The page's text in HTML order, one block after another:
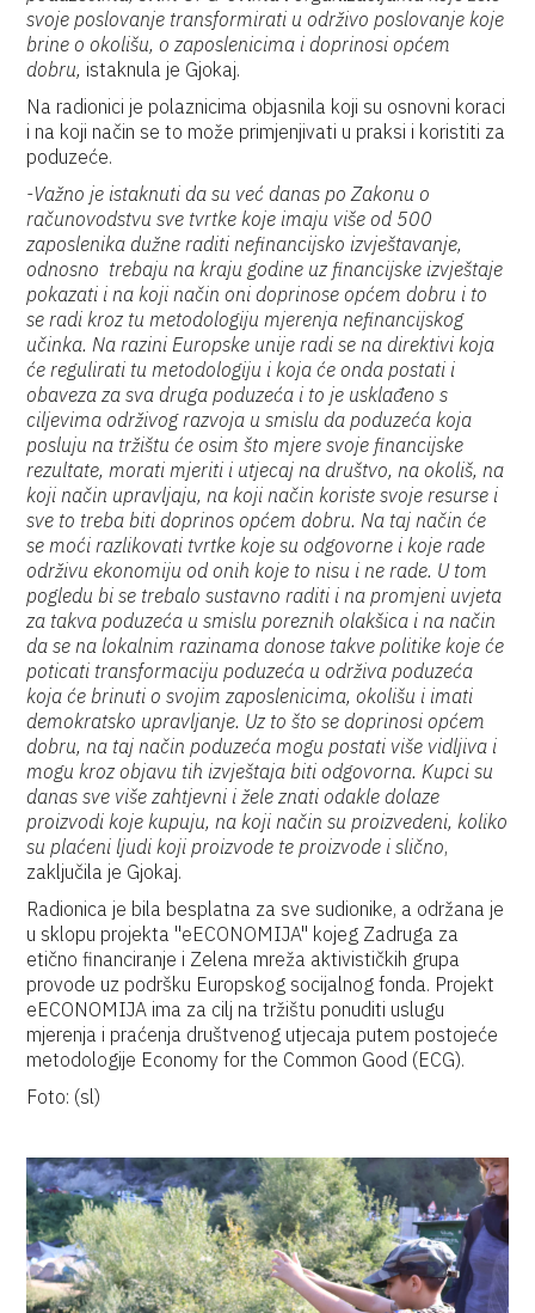
svoje poslovanje transformirati u održivo poslovanje koje
brine o okolišu, o zaposlenicima i doprinosi općem
dobru, istaknula je Gjokaj.
Na radionici je polaznicima objasnila koji su osnovni koraci
i na koji način se to može primjenjivati u praksi i koristiti za
poduzeće.
-Važno je istaknuti da su već danas po Zakonu o
računovodstvu sve tvrtke koje imaju više od 500
zaposlenika dužne raditi nefinancijsko izvještavanje,
odnosno trebaju na kraju godine uz financijske izvještaje
pokazati i na koji način oni doprinose općem dobru i to
se radi kroz tu metodologiju mjerenja nefinancijskog
učinka. Na razini Europske unije radi se na direktivi koja
će regulirati tu metodologiju i koja će onda postati i
obaveza za sva druga poduzeća i to je usklađeno s
ciljevima održivog razvoja u smislu da poduzeća koja
posluju na tržištu će osim što mjere svoje financijske
rezultate, morati mjeriti i utjecaj na društvo, na okoliš, na
koji način upravljaju, na koji način koriste svoje resurse i
sve to treba biti doprinos općem dobru. Na taj način će
se moći razlikovati tvrtke koje su odgovorne i koje rade
održivu ekonomiju od onih koje to nisu i ne rade. U tom
pogledu bi se trebalo sustavno raditi i na promjeni uvjeta
za takva poduzeća u smislu poreznih olakšica i na način
da se na lokalnim razinama donose takve politike koje će
poticati transformaciju poduzeća u održiva poduzeća
koja će brinuti o svojim zaposlenicima, okolišu i imati
demokratsko upravljanje. Uz to što se doprinosi općem
dobru, na taj način poduzeća mogu postati više vidljiva i
mogu kroz objavu tih izvještaja biti odgovorna. Kupci su
danas sve više zahtjevni i žele znati odakle dolaze
proizvodi koje kupuju, na koji način su proizvedeni, koliko
su plaćeni ljudi koji proizvode te proizvode i slično,
zaključila je Gjokaj.
Radionica je bila besplatna za sve sudionike, a održana je
u sklopu projekta "eECONOMIJA" kojeg Zadruga za
etično financiranje i Zelena mreža aktivističkih grupa
provode uz podršku Europskog socijalnog fonda. Projekt
eECONOMIJA ima za cilj na tržištu ponuditi uslugu
mjerenja i praćenja društvenog utjecaja putem postojeće
metodologije Economy for the Common Good (ECG).
Foto: (sl)